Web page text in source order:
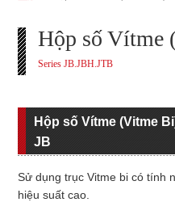
Hộp số Vítme
Series JB.JBH.JTB
Hộp số Vítme (Vitme
JB
Sử dụng trục Vitme bi có tính
hiệu suất cao.